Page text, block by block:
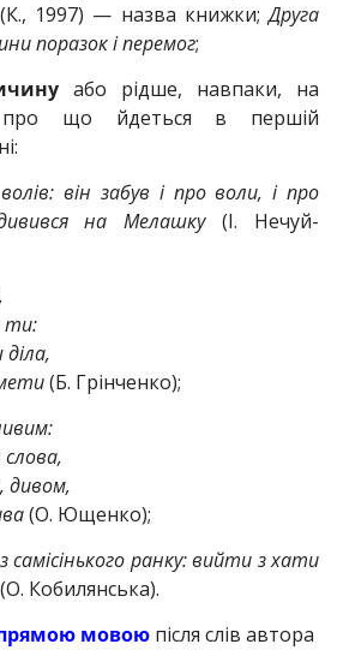
(К., 1997) — назва книжки;Друга
поразок і перемог;
або рідше, навпаки, на
що йдеться в першій
він забув і про воли, і про
на Мелашку(І. Нечуй-
ти:
(Б. Грінченко);
дивом,
(О. Ющенко);
самісінького ранку: вийти з хати
(О. Кобилянська).
мовою після слів автора